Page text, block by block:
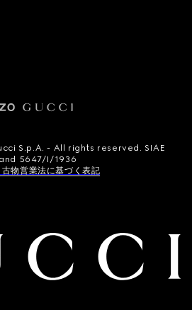
S.p.A. - All rights reserved. SIAE
5647/I/1936
物営業法に基づく表記